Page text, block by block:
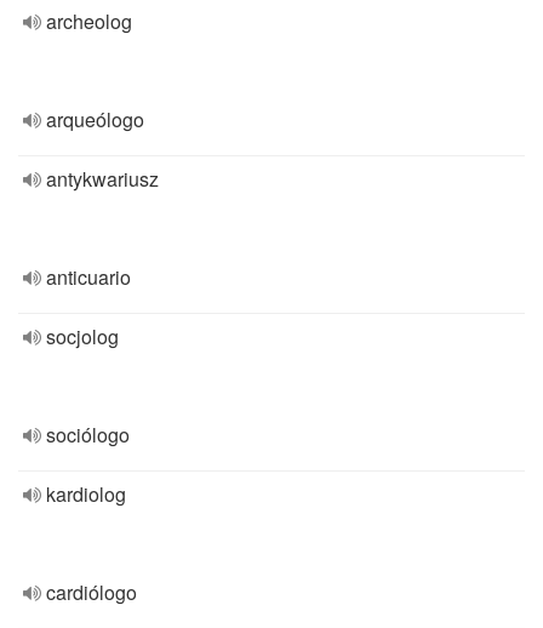
archeolog
arqueólogo
antykwariusz
anticuario
socjolog
sociólogo
kardiolog
cardiólogo